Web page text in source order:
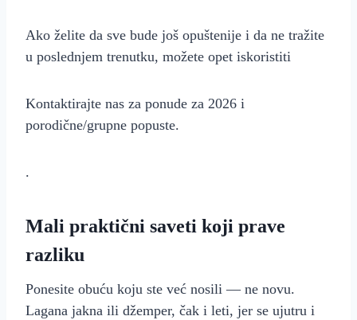
Ako želite da sve bude još opuštenije i da ne tražite
u poslednjem trenutku, možete opet iskoristiti
Kontaktirajte nas za ponude za 2026 i
porodične/grupne popuste.
.
Mali praktični saveti koji prave
razliku
Ponesite obuću koju ste već nosili — ne novu.
Lagana jakna ili džemper, čak i leti, jer se ujutru i